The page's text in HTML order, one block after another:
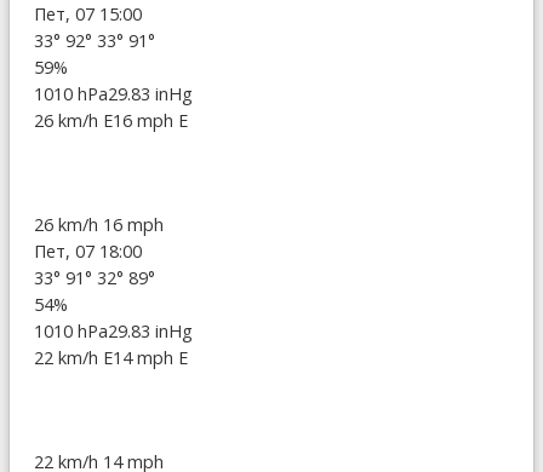
Пет, 07 15:00
33° 92° 33° 91°
59%
1010 hPa29.83 inHg
26 km/h E16 mph E
26 km/h 16 mph
Пет, 07 18:00
33° 91° 32° 89°
54%
1010 hPa29.83 inHg
22 km/h E14 mph E
22 km/h 14 mph